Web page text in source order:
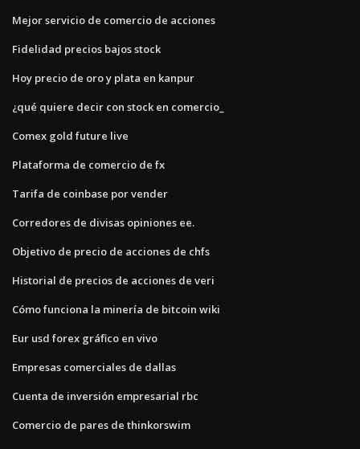
Mejor servicio de comercio de acciones
Fidelidad precios bajos stock
Hoy precio de oro y plata en kanpur
¿qué quiere decir con stock en comercio_
Comex gold future live
Plataforma de comercio de fx
Tarifa de coinbase por vender
Corredores de divisas opiniones ee.
Objetivo de precio de acciones de chfs
Historial de precios de acciones de veri
Cómo funciona la minería de bitcoin wiki
Eur usd forex gráfico en vivo
Empresas comerciales de dallas
Cuenta de inversión empresarial rbc
Comercio de pares de thinkorswim